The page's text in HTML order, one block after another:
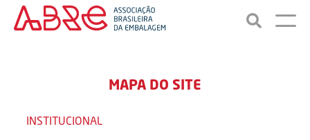
MAPA DO SITE
INSTITUCIONAL